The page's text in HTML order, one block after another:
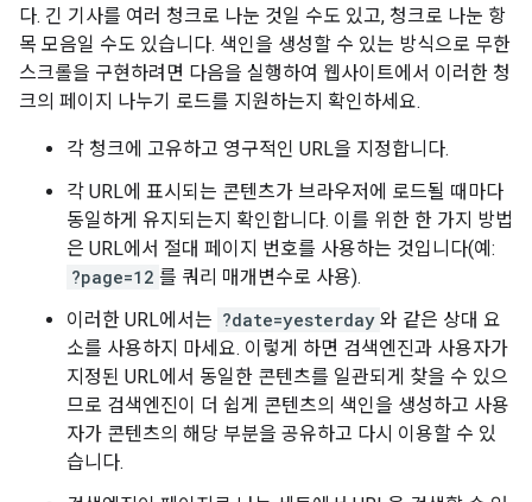
다. 긴 기사를 여러 청크로 나눈 것일 수도 있고, 청크로 나눈 항
목 모음일 수도 있습니다. 색인을 생성할 수 있는 방식으로 무한
스크롤을 구현하려면 다음을 실행하여 웹사이트에서 이러한 청
크의 페이지 나누기 로드를 지원하는지 확인하세요.
각 청크에 고유하고 영구적인 URL을 지정합니다.
각 URL에 표시되는 콘텐츠가 브라우저에 로드될 때마다
동일하게 유지되는지 확인합니다. 이를 위한 한 가지 방법
은 URL에서 절대 페이지 번호를 사용하는 것입니다(예:
?page=12 를 쿼리 매개변수로 사용).
이러한 URL에서는 ?date=yesterday 와 같은 상대 요
소를 사용하지 마세요. 이렇게 하면 검색엔진과 사용자가
지정된 URL에서 동일한 콘텐츠를 일관되게 찾을 수 있으
므로 검색엔진이 더 쉽게 콘텐츠의 색인을 생성하고 사용
자가 콘텐츠의 해당 부분을 공유하고 다시 이용할 수 있
습니다.